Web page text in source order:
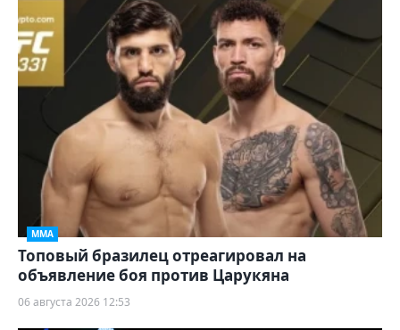
ММА
Топовый бразилец отреагировал на
объявление боя против Царукяна
06 августа 2026 12:53